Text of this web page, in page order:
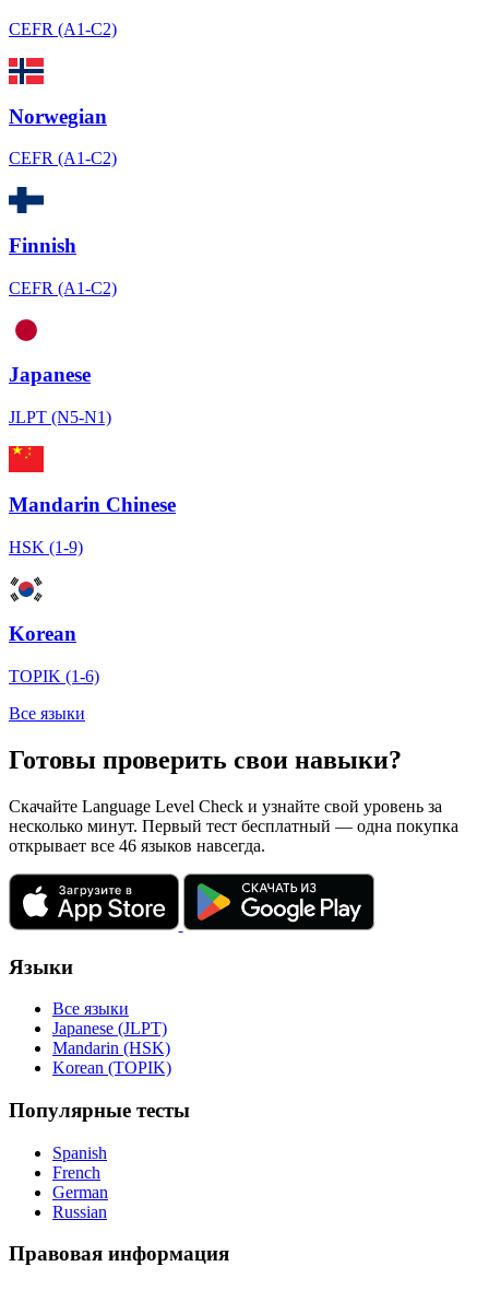
CEFR (A1-C2)
Norwegian
CEFR (A1-C2)
Finnish
CEFR (A1-C2)
Japanese
JLPT (N5-N1)
Mandarin Chinese
HSK (1-9)
Korean
TOPIK (1-6)
Все языки
Готовы проверить свои навыки?
Скачайте Language Level Check и узнайте свой уровень за
несколько минут. Первый тест бесплатный — одна покупка
открывает все 46 языков навсегда.
Языки
Все языки
Japanese (JLPT)
Mandarin (HSK)
Korean (TOPIK)
Популярные тесты
Spanish
French
German
Russian
Правовая информация